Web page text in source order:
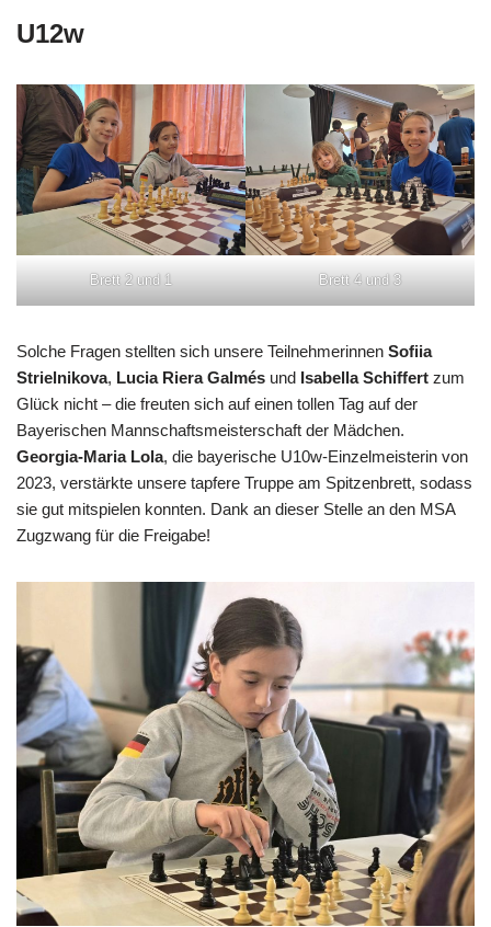
U12w
Brett 2 und 1 Brett 4 und 3
Solche Fragen stellten sich unsere Teilnehmerinnen Sofiia
Strielnikova, Lucia Riera Galmés und Isabella Schiffert zum
Glück nicht – die freuten sich auf einen tollen Tag auf der
Bayerischen Mannschaftsmeisterschaft der Mädchen.
Georgia-Maria Lola, die bayerische U10w-Einzelmeisterin von
2023, verstärkte unsere tapfere Truppe am Spitzenbrett, sodass
sie gut mitspielen konnten. Dank an dieser Stelle an den MSA
Zugzwang für die Freigabe!